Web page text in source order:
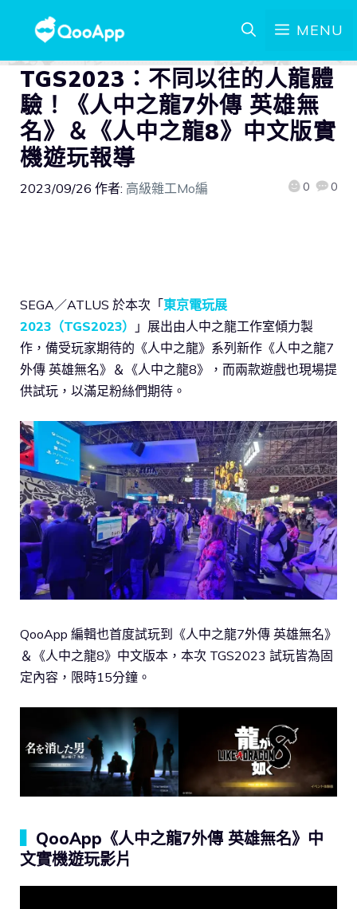
MENU
TGS2023：不同以往的人龍體
驗！《人中之龍7外傳 英雄無
名》＆《人中之龍8》中文版實
機遊玩報導
2023/09/26 作者: 高級雜工Mo編 0 0
SEGA／ATLUS 於本次「東京電玩展
2023（TGS2023）
」展出由人中之龍工作室傾力製
作，備受玩家期待的《人中之龍》系列新作《人中之龍7
外傳 英雄無名》＆《人中之龍8》，而兩款遊戲也現場提
供試玩，以滿足粉絲們期待。
QooApp 編輯也首度試玩到《人中之龍7外傳 英雄無名》
＆《人中之龍8》中文版本，本次 TGS2023 試玩皆為固
定內容，限時15分鐘。
QooApp《人中之龍7外傳 英雄無名》中
文實機遊玩影片